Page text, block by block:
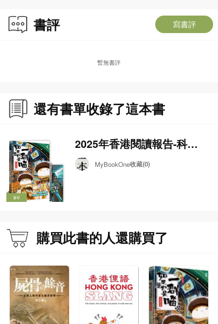
書評 寫書評
暫無書評
還有書單收錄了這本書
書單
2025年香港閱讀報告-科
學．人文 TOP 10(中文圖書)
MyBookOne收藏(0)
購買此書的人還購買了